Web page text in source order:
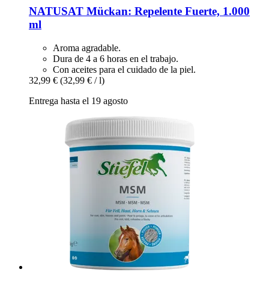
NATUSAT Mückan: Repelente Fuerte, 1.000
ml
Aroma agradable.
Dura de 4 a 6 horas en el trabajo.
Con aceites para el cuidado de la piel.
32,99 € (32,99 € / l)
Entrega hasta el 19 agosto